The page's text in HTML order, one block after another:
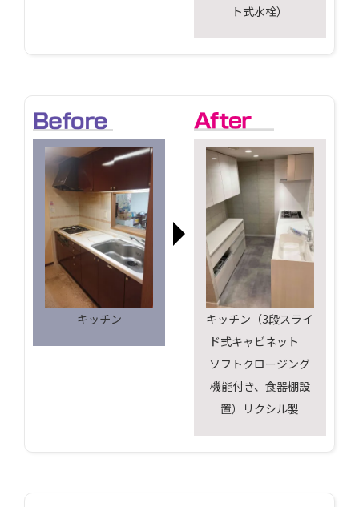
ト式水栓）
キッチン
キッチン（3段スライ
ド式キャビネット
ソフトクロージング
機能付き、食器棚設
置）リクシル製